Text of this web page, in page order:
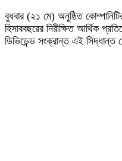
বুধবার (২১ মে) অনুষ্ঠিত
হিসাববছরের নিরীক্ষিত আর্থিক
ডিভিডেন্ড সংক্রান্ত এই সিদ্ধান্ত